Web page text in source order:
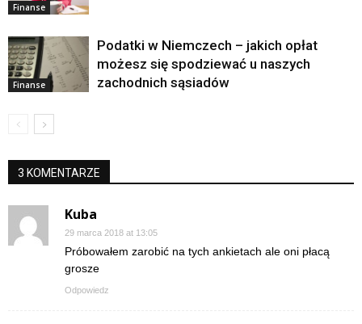
Finanse
Finanse
Podatki w Niemczech – jakich opłat
możesz się spodziewać u naszych
zachodnich sąsiadów
3 KOMENTARZE
Kuba
29 marca 2018 at 13:05
Próbowałem zarobić na tych ankietach ale oni płacą
grosze
Odpowiedz